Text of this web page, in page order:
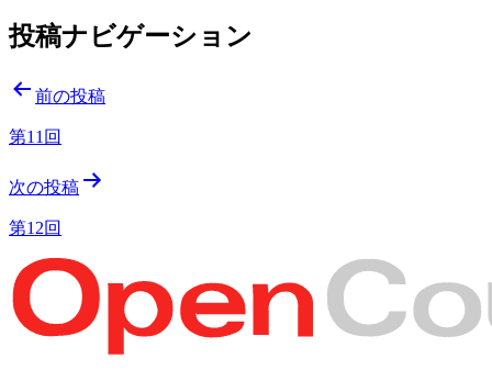
投稿ナビゲーション
前の投稿
第11回
次の投稿
第12回